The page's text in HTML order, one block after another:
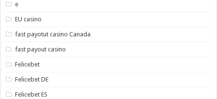
e
EU casino
fast payotut casino Canada
fast payout casino
Felicebet
Felicebet DE
Felicebet ES